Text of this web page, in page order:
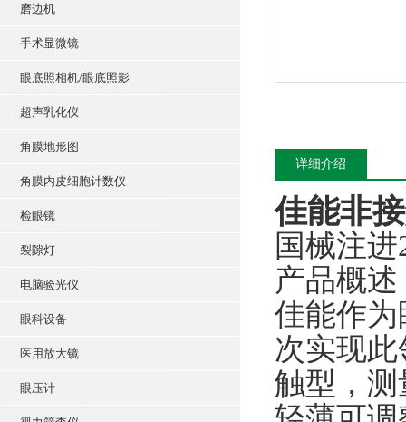
磨边机
手术显微镜
眼底照相机/眼底照影
超声乳化仪
角膜地形图
角膜内皮细胞计数仪
检眼镜
裂隙灯
电脑验光仪
眼科设备
医用放大镜
眼压计
详细介绍
佳能非
国械注进
产品概述
佳能作
次实现
触型，